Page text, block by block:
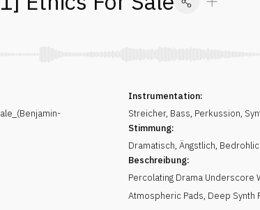
Instrumentation:
Streicher, Bass, Perkussion,
Stimmung:
Dramatisch,Ängstlich,
Beschreibung:
Percolating Drama Underscore
Atmospheric Pads, Deep Synth